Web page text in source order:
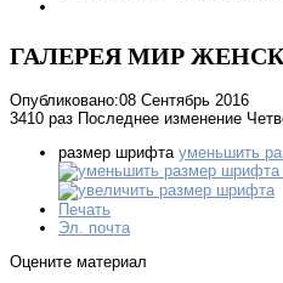
ГАЛЕРЕЯ МИР
Опубликовано:08 Сентябрь 2016
3410 раз Последнее изменение
размер шрифта уменьшить
Печать
Эл. почта
Оцените материал